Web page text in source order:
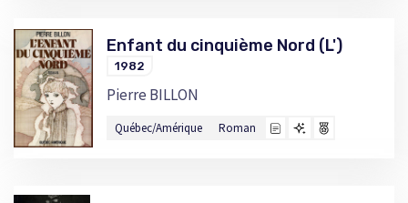
Enfant du cinquième Nord (L')
1982
Pierre BILLON
Québec/Amérique Roman